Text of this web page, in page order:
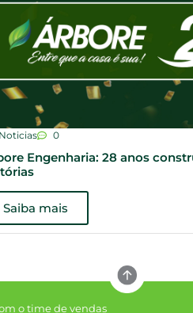
Noticias 0
Engenharia: 28 anos
Saiba mais
o time de vendas